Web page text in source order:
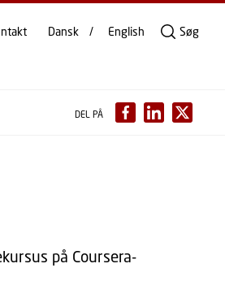
Dansk English Søg
DEL PÅ
på Coursera-